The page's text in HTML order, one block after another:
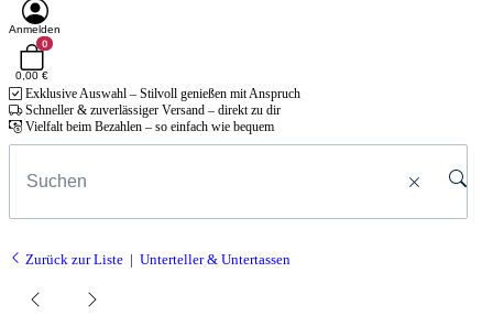
Anmelden
0
0,00 €
Exklusive Auswahl – Stilvoll genießen mit Anspruch
Schneller & zuverlässiger Versand – direkt zu dir
Vielfalt beim Bezahlen – so einfach wie bequem
Zurück zur Liste Unterteller & Untertassen